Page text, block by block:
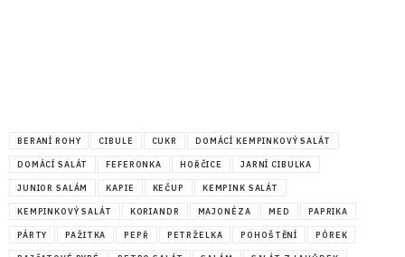
BERANÍ ROHY CIBULE CUKR DOMÁCÍ KEMPINKOVÝ SALÁT
DOMÁCÍ SALÁT FEFERONKA HOŘČICE JARNÍ CIBULKA
JUNIOR SALÁM KAPIE KEČUP KEMPINK SALÁT
KEMPINKOVÝ SALÁT KORIANDR MAJONÉZA MED PAPRIKA
PÁRTY PAŽITKA PEPŘ PETRŽELKA POHOŠTĚNÍ PÓREK